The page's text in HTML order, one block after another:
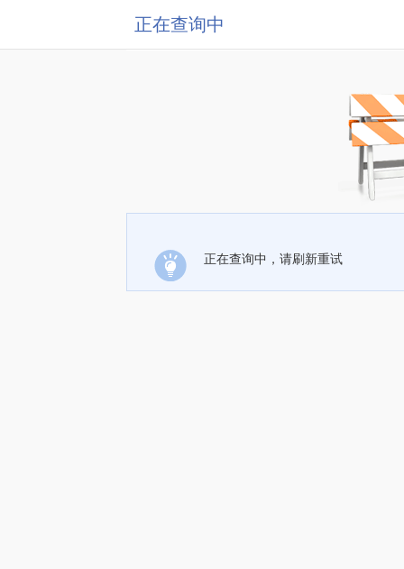
正在查询中
正在查询中，请刷新重试